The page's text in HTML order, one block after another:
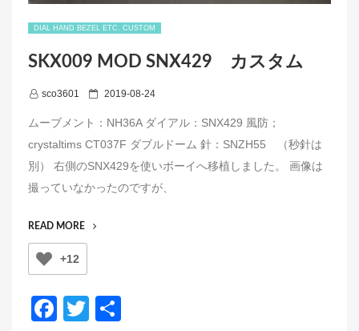
DIAL HAND BEZEL ETC. CUSTOM
SKX009 MOD SNX429 カスタム
sco3601
P
e
d
2019-08-24
ムーブメント：NH36A ダイアル：SNX429 風防；
crystaltims CT037F ダブルドーム 針：SNZH55 （秒針は
別） 右側のSNX429を使いボーイへ移植しました。 画像は
撮っていなかったのですが、
READ MORE
“SKX009
ス
タ
+12
F
T